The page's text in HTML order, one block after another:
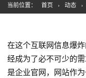
当前位置： 首页 › 动态 ›
在这个互联网信息爆
经成为了必不可少的
是企业官网，网站作